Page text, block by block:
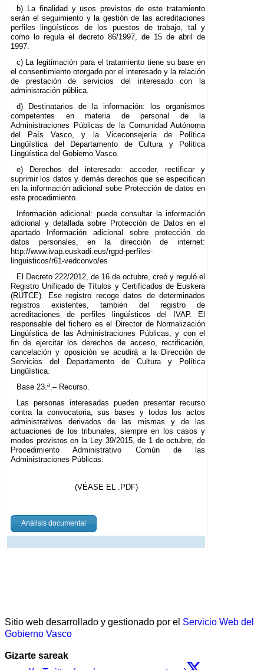
b) La finalidad y usos previstos de este tratamiento
serán el seguimiento y la gestión de las acreditaciones
perfiles lingüísticos de los puestos de trabajo, tal y
como lo regula el decreto 86/1997, de 15 de abril de
1997.
c) La legitimación para el tratamiento tiene su base en
el consentimiento otorgado por el interesado y la relación
de prestación de servicios del interesado con la
administración pública.
d) Destinatarios de la información: los organismos
competentes en materia de personal de la
Administraciones Públicas de la Comunidad Autónoma
del País Vasco, y la Viceconsejería de Política
Lingüística del Departamento de Cultura y Política
Lingüística del Gobierno Vasco.
e) Derechos del interesado: acceder, rectificar y
suprimir los datos y demás derechos que se especifican
en la información adicional sobe Protección de datos en
este procedimiento.
Información adicional: puede consultar la información
adicional y detallada sobre Protección de Datos en el
apartado Información adicional sobre protección de
datos personales, en la dirección de internet:
http://www.ivap.euskadi.eus/rgpd-perfiles-
linguisticos/r61-vedconvo/es
El Decreto 222/2012, de 16 de octubre, creó y reguló el
Registro Unificado de Títulos y Certificados de Euskera
(RUTCE). Ese registro recoge datos de determinados
registros existentes, también del registro de
acreditaciones de perfiles lingüísticos del IVAP. El
responsable del fichero es el Director de Normalización
Lingüística de las Administraciones Públicas, y con el
fin de ejercitar los derechos de acceso, rectificación,
cancelación y oposición se acudirá a la Dirección de
Servicios del Departamento de Cultura y Política
Lingüística.
Base 23.ª.– Recurso.
Las personas interesadas pueden presentar recurso
contra la convocatoria, sus bases y todos los actos
administrativos derivados de las mismas y de las
actuaciones de los tribunales, siempre en los casos y
modos previstos en la Ley 39/2015, de 1 de octubre, de
Procedimiento Administrativo Común de las
Administraciones Públicas.
(VÉASE EL .PDF)
Análisis documental
Sitio web desarrollado y gestionado por el Servicio Web del
Gobierno Vasco
Gizarte sareak